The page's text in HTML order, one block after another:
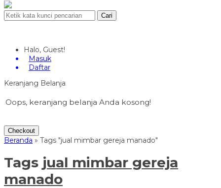
Cari
Halo, Guest!
Masuk
Daftar
Keranjang Belanja
Oops, keranjang belanja Anda kosong!
Checkout
Beranda » Tags "jual mimbar gereja manado"
Tags jual mimbar gereja
manado